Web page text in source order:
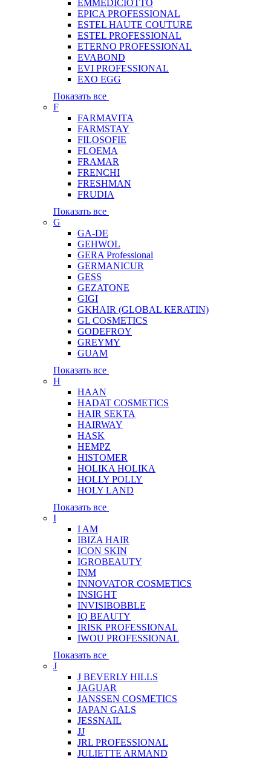
EMMEDICIOTTO
EPICA PROFESSIONAL
ESTEL HAUTE COUTURE
ESTEL PROFESSIONAL
ETERNO PROFESSIONAL
EVABOND
EVI PROFESSIONAL
EXO EGG
Показать все
F
FARMAVITA
FARMSTAY
FILOSOFIE
FLOEMA
FRAMAR
FRENCHI
FRESHMAN
FRUDIA
Показать все
G
GA-DE
GEHWOL
GERA Professional
GERMANICUR
GESS
GEZATONE
GIGI
GKHAIR (GLOBAL КЕRATIN)
GL COSMETICS
GODEFROY
GREYMY
GUAM
Показать все
H
HAAN
HADAT COSMETICS
HAIR SEKTA
HAIRWAY
HASK
HEMPZ
HISTOMER
HOLIKA HOLIKA
HOLLY POLLY
HOLY LAND
Показать все
I
I AM
IBIZA HAIR
ICON SKIN
IGROBEAUTY
INM
INNOVATOR COSMETICS
INSIGHT
INVISIBOBBLE
IQ BEAUTY
IRISK PROFESSIONAL
IWOU PROFESSIONAL
Показать все
J
J BEVERLY HILLS
JAGUAR
JANSSEN COSMETICS
JAPAN GALS
JESSNAIL
JJ
JRL PROFESSIONAL
JULIETTE ARMAND